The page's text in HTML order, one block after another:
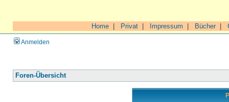
Home Privat Impressum Bücher|
Anmelden
Foren-Übersicht